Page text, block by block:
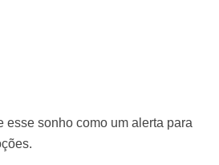
esse sonho como um alerta para